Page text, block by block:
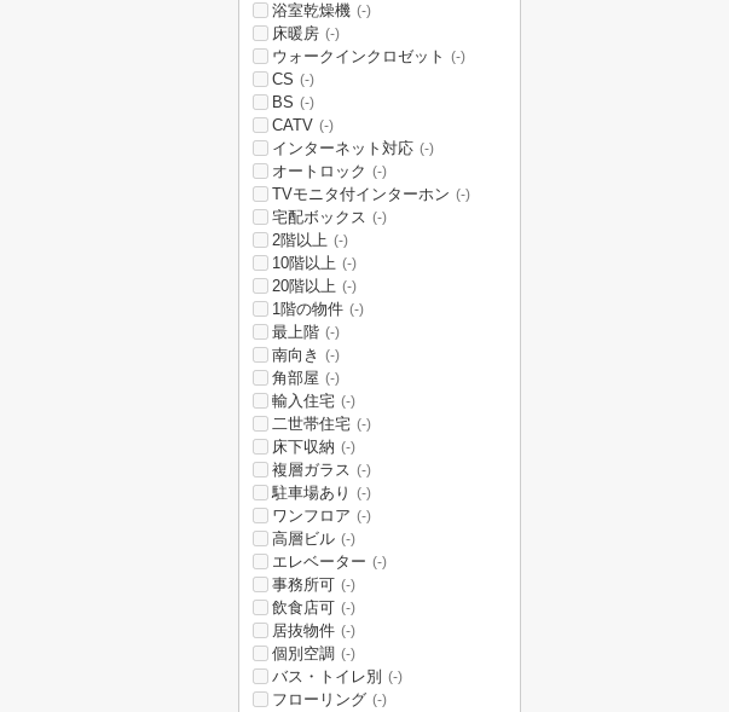
浴室乾燥機 (-)
床暖房 (-)
ウォークインクロゼット (-)
CS (-)
BS (-)
CATV (-)
インターネット対応 (-)
オートロック (-)
TVモニタ付インターホン (-)
宅配ボックス (-)
2階以上 (-)
10階以上 (-)
20階以上 (-)
1階の物件 (-)
最上階 (-)
南向き (-)
角部屋 (-)
輸入住宅 (-)
二世帯住宅 (-)
床下収納 (-)
複層ガラス (-)
駐車場あり (-)
ワンフロア (-)
高層ビル (-)
エレベーター (-)
事務所可 (-)
飲食店可 (-)
居抜物件 (-)
個別空調 (-)
バス・トイレ別 (-)
フローリング (-)